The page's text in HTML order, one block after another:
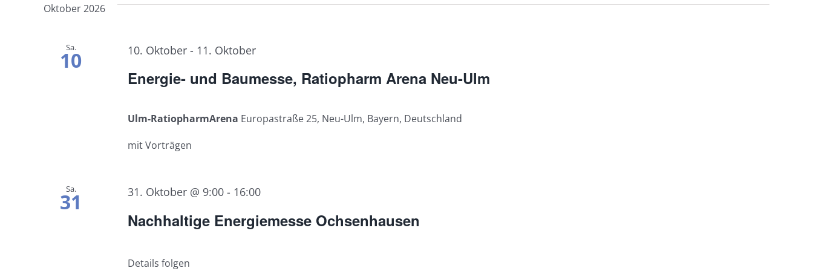
Oktober 2026
Sa.
10
Energie- und Baumesse, Ratiopharm Arena Neu-Ulm
10. Oktober- 11. Oktober
Ulm-RatiopharmArena Europastraße 25, Neu-Ulm, Bayern, Deutschland
mit Vorträgen
Sa.
31
Nachhaltige Energiemesse Ochsenhausen
31. Oktober @ 9:00- 16:00
Details folgen